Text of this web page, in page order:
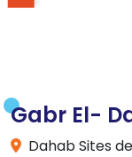
Gabr El-
Dahab Sites